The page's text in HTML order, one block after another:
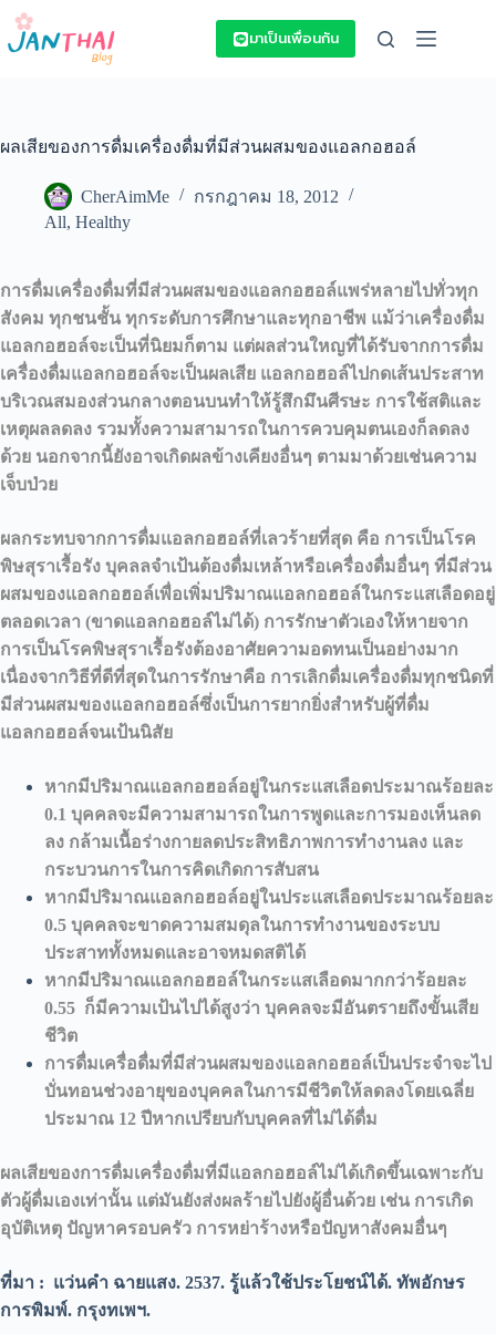
Skip
content
มาเป็นเพื่อนกัน
ผลเสียของการดื่มเครื่องดื่มที่มีส่วนผสมของแอลกอฮอล์
CherAimMe
กรกฎาคม 18, 2012
All, Healthy
การดื่มเครื่องดื่มที่มีส่วนผสมของแอลกอฮอล์แพร่หลายไปทั่วทุก
สังคม ทุกชนชั้น ทุกระดับการศึกษาและทุกอาชีพ แม้ว่าเครื่องดื่ม
แอลกอฮอล์จะเป็นที่นิยมก็ตาม แต่ผลส่วนใหญที่ได้รับจากการดื่ม
เครื่องดื่มแอลกอฮอล์จะเป็นผลเสีย แอลกอฮอล์ไปกดเส้นประสาท
บริเวณสมองส่วนกลางตอนบนทำให้รู้สึกมึนศีรษะ การใช้สติและ
เหตุผลลดลง รวมทั้งความสามารถในการควบคุมตนเองก็ลดลง
ด้วย นอกจากนี้ยังอาจเกิดผลข้างเคียงอื่นๆ ตามมาด้วยเช่นความ
เจ็บป่วย
ผลกระทบจากการดื่มแอลกอฮอล์ที่เลวร้ายที่สุด คือ การเป็นโรค
พิษสุราเรื้อรัง บุคลลจำเป้นต้องดื่มเหล้าหรือเครื่องดื่มอื่นๆ ที่มีส่วน
ผสมของแอลกอฮอล์เพื่อเพิ่มปริมาณแอลกอฮอล์ในกระแสเลือดอยู่
ตลอดเวลา (ขาดแอลกอฮอล์ไม่ได้) การรักษาตัวเองให้หายจาก
การเป็นโรคพิษสุราเรื้อรังต้องอาศัยความอดทนเป็นอย่างมาก
เนื่องจากวิธีที่ดีที่สุดในการรักษาคือ การเลิกดื่มเครื่องดื่มทุกชนิดที่
มีส่วนผสมของแอลกอฮอล์ซึ่งเป็นการยากยิ่งสำหรับผู้ที่ดื่ม
แอลกอฮอล์จนเป้นนิสัย
หากมีปริมาณแอลกอฮอล์อยู่ในกระแสเลือดประมาณร้อยละ
0.1 บุคคลจะมีความสามารถในการพูดและการมองเห็นลด
ลง กล้ามเนื้อร่างกายลดประสิทธิภาพการทำงานลง และ
กระบวนการในการคิดเกิดการสับสน
หากมีปริมาณแอลกอฮอล์อยู่ในประแสเลือดประมาณร้อยละ
0.5 บุคคลจะขาดความสมดุลในการทำงานของระบบ
ประสาททั้งหมดและอาจหมดสติได้
หากมีปริมาณแอลกอฮอล์ในกระแสเลือดมากกว่าร้อยละ
0.55 ก็มีความเป้นไปได้สูงว่า บุคคลจะมีอันตรายถึงขั้นเสีย
ชีวิต
การดื่มเครื่อดื่มที่มีส่วนผสมของแอลกอฮอล์เป็นประจำจะไป
บั่นทอนช่วงอายุของบุคคลในการมีชีวิตให้ลดลงโดยเฉลี่ย
ประมาณ 12 ปีหากเปรียบกับบุคคลที่ไม่ได้ดื่ม
ผลเสียของการดื่มเครื่องดื่มที่มีแอลกอฮอล์ไม่ได้เกิดขึ้นเฉพาะกับ
ตัวผู้ดื่มเองเท่านั้น แต่มันยังส่งผลร้ายไปยังผู้อื่นด้วย เช่น การเกิด
อุบัติเหตุ ปัญหาครอบครัว การหย่าร้างหรือปัญหาสังคมอื่นๆ
ที่มา : แว่นคำ ฉายแสง. 2537. รู้แล้วใช้ประโยชน์ได้. ทัพอักษร
การพิมพ์. กรุงทเพฯ.